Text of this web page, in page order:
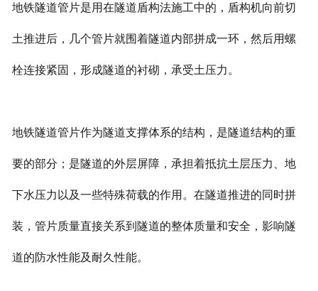
地铁隧道管片是用在隧道盾构法施工中的，盾构机向前切
土推进后，几个管片就围着隧道内部拼成一环，然后用螺
栓连接紧固，形成隧道的衬砌，承受土压力。
地铁隧道管片作为隧道支撑体系的结构，是隧道结构的重
要的部分；是隧道的外层屏障，承担着抵抗土层压力、地
下水压力以及一些特殊荷载的作用。在隧道推进的同时拼
装，管片质量直接关系到隧道的整体质量和安全，影响隧
道的防水性能及耐久性能。